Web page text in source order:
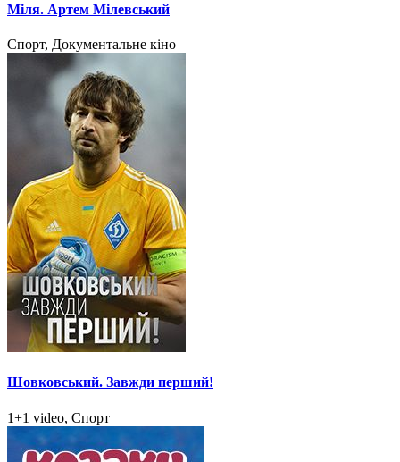
Міля. Артем Мілевський
Спорт, Документальне кіно
Шовковський. Завжди перший!
1+1 video, Спорт